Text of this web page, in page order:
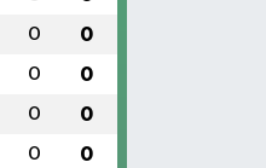
0 0
0 0
0 0
0 0